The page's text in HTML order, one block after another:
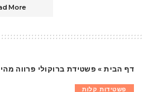
More
דף הבית» פשטידת ברוקולי פרווה
פשטידות קלות